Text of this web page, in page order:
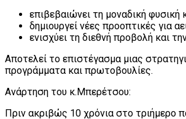
επιβεβαιώνει τη μοναδική φυσική
δημιουργεί νέες προοπτικές για
ενισχύει τη διεθνή προβολή και
Αποτελεί το επιστέγασμα μιας
προγράμματα και πρωτοβουλίες.
Ανάρτηση του κ.Μπερέτσου:
Πριν ακριβώς 10 χρόνια στο τριήμερο